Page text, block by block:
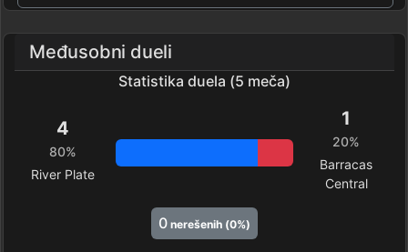
Međusobni dueli
Statistika duela (5 meča)
4
80%
River Plate
1
20%
Barracas
Central
0 nerešenih (0%)